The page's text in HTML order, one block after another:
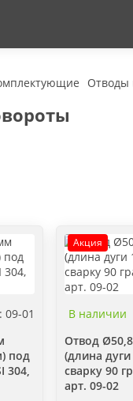
Отводы
09-01
под
304,
Акция
В наличии
Отвод
(длина
сварку 90
арт. 09-02